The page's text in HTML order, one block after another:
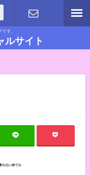
す。
ルサイト
お問い合わ